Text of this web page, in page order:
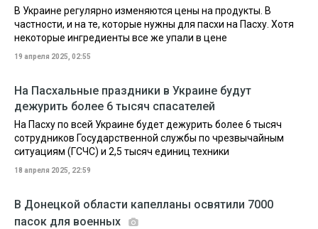
В Украине регулярно изменяются цены на продукты. В
частности, и на те, которые нужны для пасхи на Пасху. Хотя
некоторые ингредиенты все же упали в цене
19 апреля 2025, 02:55
На Пасхальные праздники в Украине будут
дежурить более 6 тысяч спасателей
На Пасху по всей Украине будет дежурить более 6 тысяч
сотрудников Государственной службы по чрезвычайным
ситуациям (ГСЧС) и 2,5 тысяч единиц техники
18 апреля 2025, 22:59
В Донецкой области капелланы освятили 7000
пасок для военных